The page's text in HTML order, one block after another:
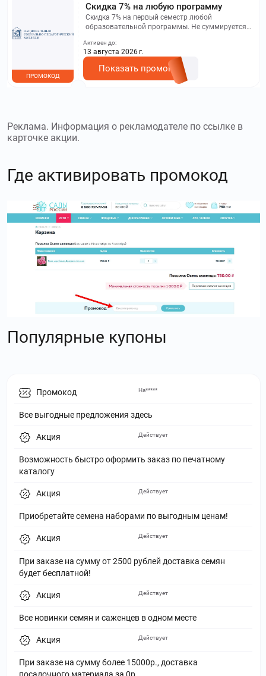
Скидка 7% на любую программу
Скидка 7% на первый семестр любой
образовательной программы. Не суммируется с
на сайте.
ПРОМОКОД
Активен до:
13 августа 2026 г.
Показать промокод
Реклама. Информация о рекламодателе по ссылке в
карточке акции.
Где активировать промокод
Популярные купоны
Промокод
Все выгодные предложения здесь
На*****
Акция
Возможность быстро оформить заказ по печатному
каталогу
Действует
Акция
Приобретайте семена наборами по выгодным ценам!
Действует
Акция
При заказе на сумму от 2500 рублей доставка семян
будет бесплатной!
Действует
Акция
Все новинки семян и саженцев в одном месте
Действует
Акция
При заказе на сумму более 15000р., доставка
Действует